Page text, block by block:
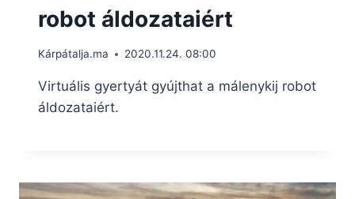
robot áldozataiért
Kárpátalja.ma 2020.11.24. 08:00
Virtuális gyertyát gyújthat a málenykij robot
áldozataiért.